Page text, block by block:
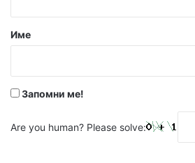
р
Име
Запомни ме!
Are you human? Please solve: